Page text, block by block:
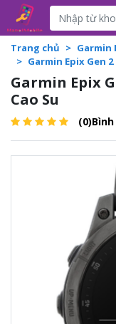
Powered by
Trang chủ
Garmin
Garmin Epix Gen
Garmin Epix
Cao Su